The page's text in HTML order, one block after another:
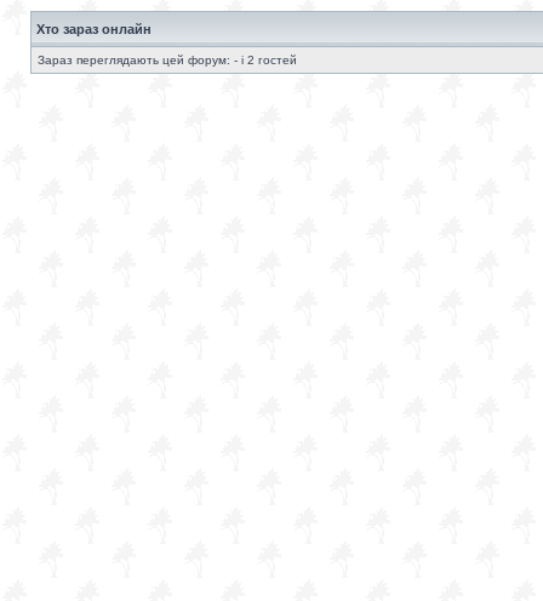
Хто зараз онлайн
Зараз переглядають цей форум: - і 2 гостей